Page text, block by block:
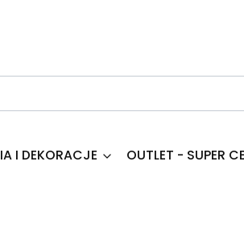
I DEKORACJE OUTLET - SUPER